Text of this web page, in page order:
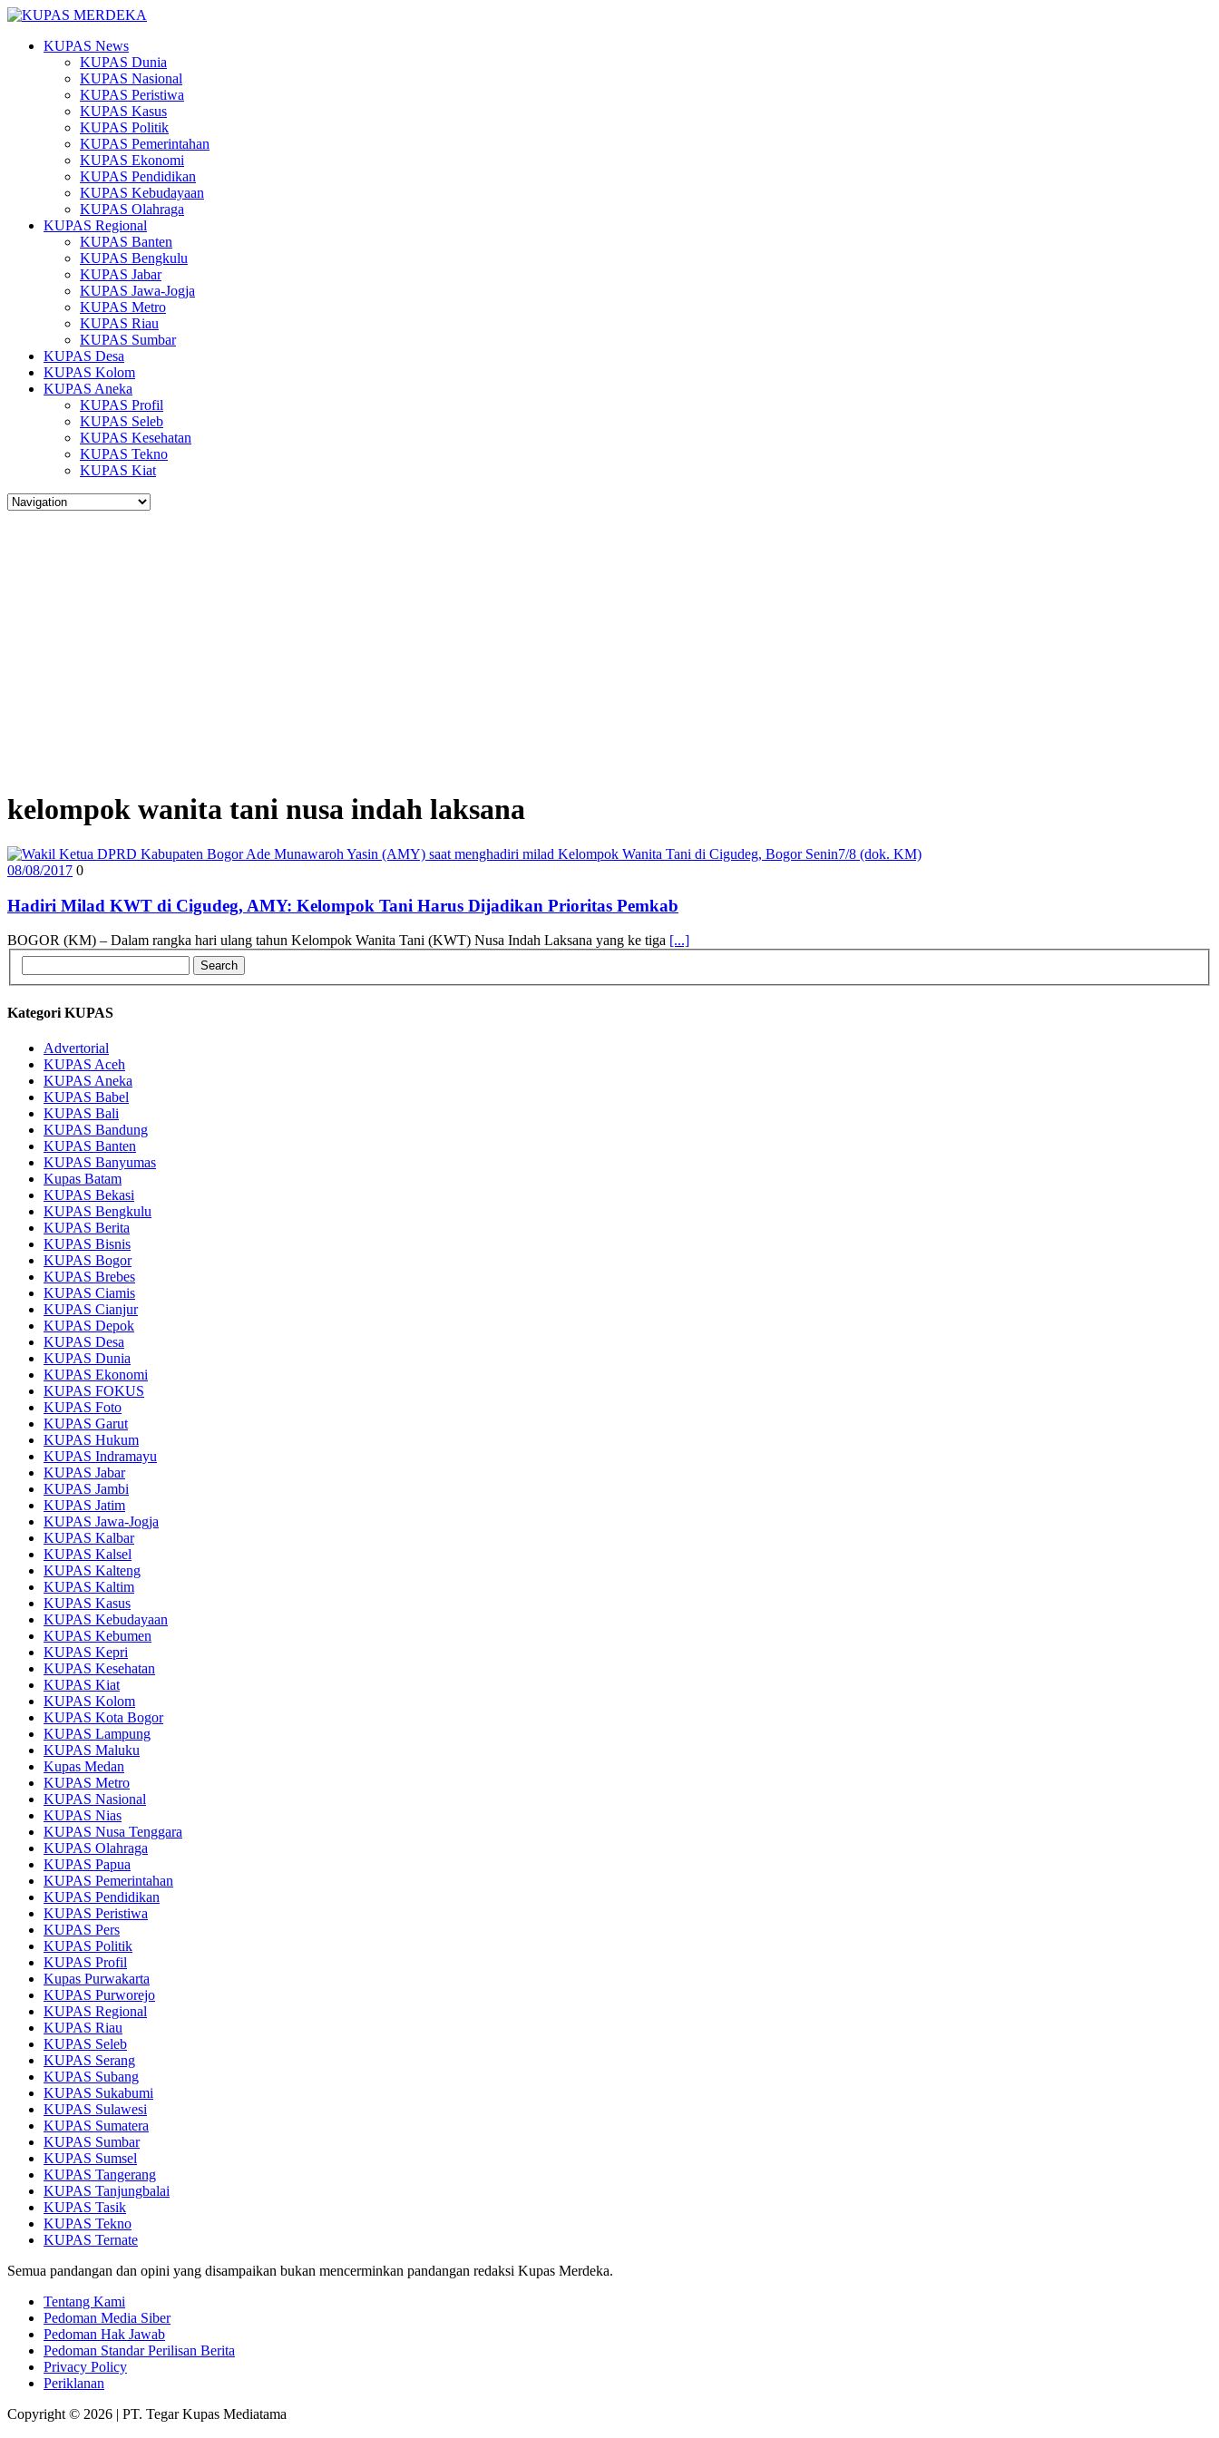
KUPAS News
KUPAS Dunia
KUPAS Nasional
KUPAS Peristiwa
KUPAS Kasus
KUPAS Politik
KUPAS Pemerintahan
KUPAS Ekonomi
KUPAS Pendidikan
KUPAS Kebudayaan
KUPAS Olahraga
KUPAS Regional
KUPAS Banten
KUPAS Bengkulu
KUPAS Jabar
KUPAS Jawa-Jogja
KUPAS Metro
KUPAS Riau
KUPAS Sumbar
KUPAS Desa
KUPAS Kolom
KUPAS Aneka
KUPAS Profil
KUPAS Seleb
KUPAS Kesehatan
KUPAS Tekno
KUPAS Kiat
kelompok wanita tani nusa indah laksana
08/08/2017 0
Hadiri Milad KWT di Cigudeg, AMY: Kelompok Tani Harus Dijadikan Prioritas Pemkab
BOGOR (KM) – Dalam rangka hari ulang tahun Kelompok Wanita Tani (KWT) Nusa Indah Laksana yang ke tiga [...]
Kategori KUPAS
Advertorial
KUPAS Aceh
KUPAS Aneka
KUPAS Babel
KUPAS Bali
KUPAS Bandung
KUPAS Banten
KUPAS Banyumas
Kupas Batam
KUPAS Bekasi
KUPAS Bengkulu
KUPAS Berita
KUPAS Bisnis
KUPAS Bogor
KUPAS Brebes
KUPAS Ciamis
KUPAS Cianjur
KUPAS Depok
KUPAS Desa
KUPAS Dunia
KUPAS Ekonomi
KUPAS FOKUS
KUPAS Foto
KUPAS Garut
KUPAS Hukum
KUPAS Indramayu
KUPAS Jabar
KUPAS Jambi
KUPAS Jatim
KUPAS Jawa-Jogja
KUPAS Kalbar
KUPAS Kalsel
KUPAS Kalteng
KUPAS Kaltim
KUPAS Kasus
KUPAS Kebudayaan
KUPAS Kebumen
KUPAS Kepri
KUPAS Kesehatan
KUPAS Kiat
KUPAS Kolom
KUPAS Kota Bogor
KUPAS Lampung
KUPAS Maluku
Kupas Medan
KUPAS Metro
KUPAS Nasional
KUPAS Nias
KUPAS Nusa Tenggara
KUPAS Olahraga
KUPAS Papua
KUPAS Pemerintahan
KUPAS Pendidikan
KUPAS Peristiwa
KUPAS Pers
KUPAS Politik
KUPAS Profil
Kupas Purwakarta
KUPAS Purworejo
KUPAS Regional
KUPAS Riau
KUPAS Seleb
KUPAS Serang
KUPAS Subang
KUPAS Sukabumi
KUPAS Sulawesi
KUPAS Sumatera
KUPAS Sumbar
KUPAS Sumsel
KUPAS Tangerang
KUPAS Tanjungbalai
KUPAS Tasik
KUPAS Tekno
KUPAS Ternate
Semua pandangan dan opini yang disampaikan bukan mencerminkan pandangan redaksi Kupas Merdeka.
Tentang Kami
Pedoman Media Siber
Pedoman Hak Jawab
Pedoman Standar Perilisan Berita
Privacy Policy
Periklanan
Copyright © 2026 | PT. Tegar Kupas Mediatama